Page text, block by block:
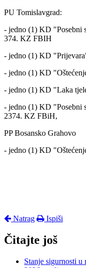
PU Tomislavgrad:
- jedno (1) KD "Posebni
374. KZ FBIH
- jedno (1) KD
- jedno (1) KD
- jedno (1) KD "Laka
- jedno (1) KD "Posebni
2374. KZ FBiH,
PP Bosansko Grahovo
- jedno (1) KD
Natrag Ispiši
Čitajte još
Stanje sigurnosti